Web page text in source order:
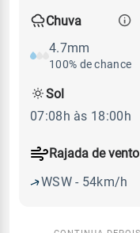
Chuva
4.7mm
100% de chance
Rajada de vento
WSW - 54km/h
Sol
07:08h às 18:00h